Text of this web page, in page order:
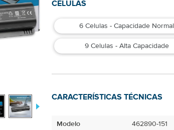
CÉLULAS
6 Celulas - Capacidade Normal
9 Celulas - Alta Capacidade
CARACTERÍSTICAS TÉCNICAS
Modelo
462890-151